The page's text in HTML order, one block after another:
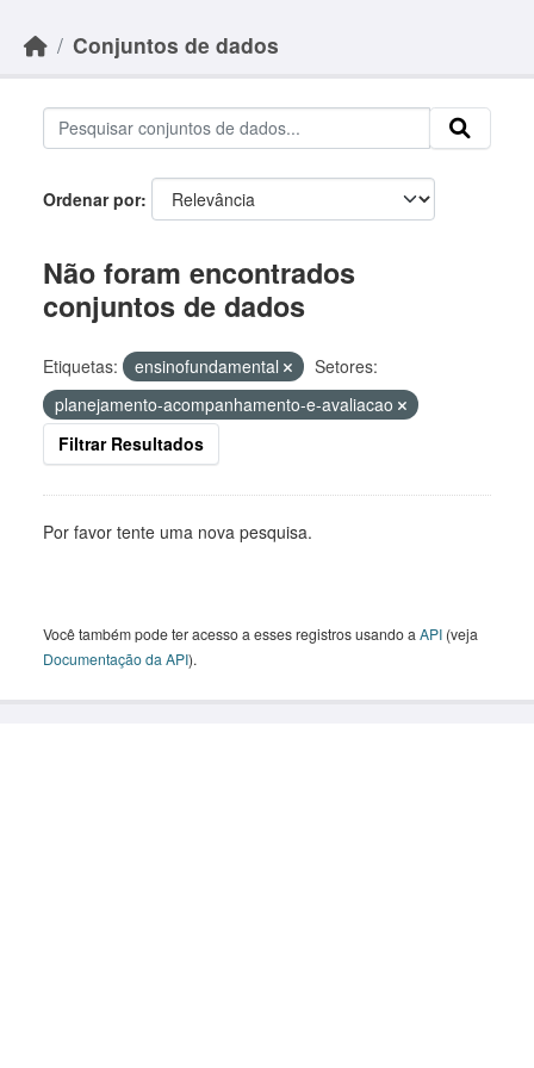
Conjuntos de dados
Ordenar por
Não foram encontrados
conjuntos de dados
Etiquetas: ensinofundamental
Setores:
planejamento-acompanhamento-e-avaliacao
Filtrar Resultados
Por favor tente uma nova pesquisa.
Você também pode ter acesso a esses registros usando a API (veja
Documentação da API).